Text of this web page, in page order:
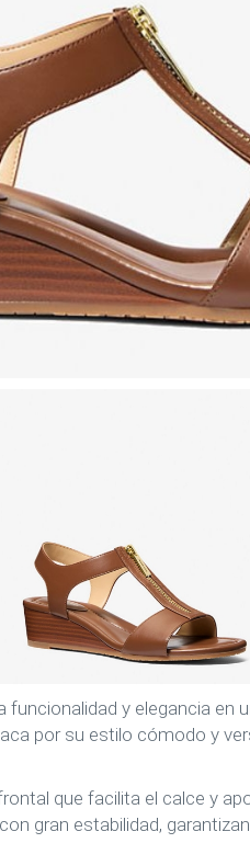
y elegancia en
por su estilo cómodo y
que facilita el calce y
gran estabilidad,